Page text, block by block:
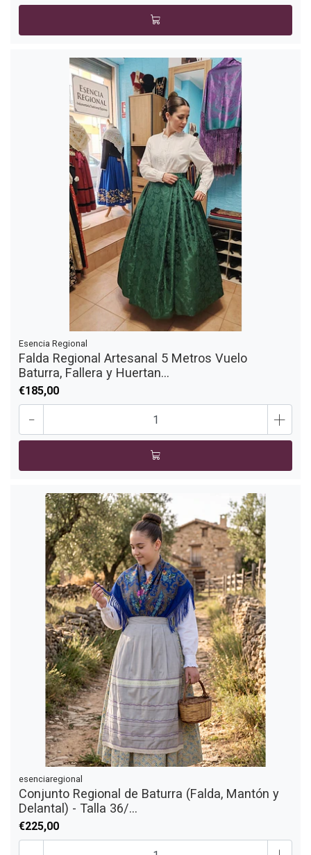
Esencia Regional
Falda Regional Artesanal 5 Metros Vuelo
Baturra, Fallera y Huertan...
€185,00
- +
esenciaregional
Conjunto Regional de Baturra (Falda, Mantón y
Delantal) - Talla 36/...
€225,00